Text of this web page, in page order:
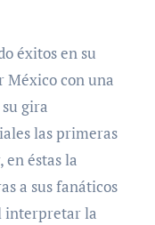
éxitos en su
México con una
gira
las primeras
en éstas la
a sus fanáticos
interpretar la